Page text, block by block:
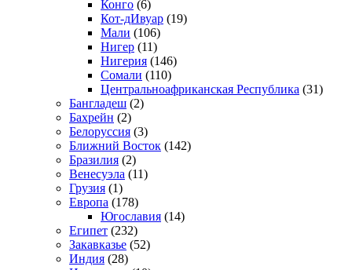
Конго (6)
Кот-дИвуар (19)
Мали (106)
Нигер (11)
Нигерия (146)
Сомали (110)
Центральноафриканская Республика (31)
Бангладеш (2)
Бахрейн (2)
Белоруссия (3)
Ближний Восток (142)
Бразилия (2)
Венесуэла (11)
Грузия (1)
Европа (178)
Югославия (14)
Египет (232)
Закавказье (52)
Индия (28)